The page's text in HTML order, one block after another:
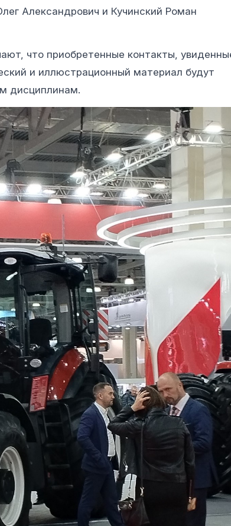
Александрович и Кучинский Роман
что приобретенные контакты,
и иллюстрационный материал будут
дисциплинам.